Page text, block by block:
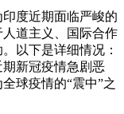
度近期面临严峻的
道主义、国际合作
以下是详细情况：
新冠疫情急剧恶
球疫情的“震中”之